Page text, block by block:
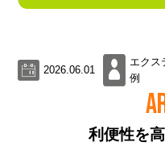
2026.06.01
エクス
例
利便性を